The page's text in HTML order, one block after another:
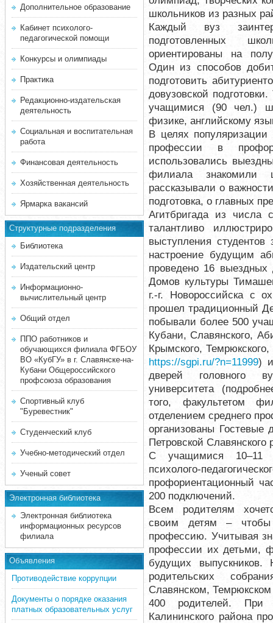
Дополнительное образование
Кабинет психолого-
педагогической помощи
Конкурсы и олимпиады
Практика
Редакционно-издательская
деятельность
Социальная и воспитательная
работа
Финансовая деятельность
Хозяйственная деятельность
Ярмарка вакансий
Структурные подразделения
Библиотека
Издательский центр
Информационно-
вычислительный центр
Общий отдел
ППО работников и
обучающихся филиала ФГБОУ
ВО «КубГУ» в г. Славянске-на-
Кубани Общероссийского
профсоюза образования
Спортивный клуб
"Буревестник"
Студенческий клуб
Учебно-методический отдел
Ученый совет
Электронная библиотека
Электронная библиотека
информационных ресурсов
филиала
Объявления
Противодействие коррупции
Документы о порядке оказания
платных образовательных услуг
школьников из разных
Каждый вуз
подготовленных
ориентированы на
Один из способов
подготовить
довузовской
учащимися (90 чел.)
физике, английскому
В целях популяризации
профессии в
использовались
филиала знакомили
рассказывали о
подготовка, о главных
Агитбригада из числа
талантливо
выступления
настроение будущим
проведено 16
Домов культуры
г.-г. Новороссийска с
прошел традиционный
побывали более 500
Кубани, Славянского,
Крымского,
https://sgpi.ru/?n=11999)
дверей головного
университета
того, факультетом
отделением среднего
организованы
Петровской Славянского
С учащимися 10–11
психолого-
профориентационный
200 подключений.
Всем родителям
своим детям – чтобы
профессию. Учитывая
профессии их детьми,
будущих
родительских
Славянском,
400 родителей. При
Калининского района